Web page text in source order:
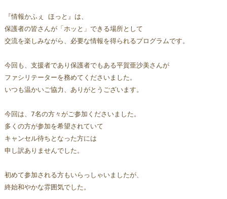
『情報かふぇ ほっと』は、
保護者の皆さんが「ホッと」できる場所として
交流を楽しみながら、必要な情報を得られるプログラムです。
今回も、支援者であり保護者でもある平賀亜沙美さんが
ファシリテーターを務めてくださいました。
いつも温かいご協力、ありがとうございます。
今回は、7名の方々がご参加くださいました。
多くの方が参加を希望されていて
キャンセル待ちとなった方には
申し訳ありませんでした。
初めて参加される方もいらっしゃいましたが、
終始和やかな雰囲気でした。